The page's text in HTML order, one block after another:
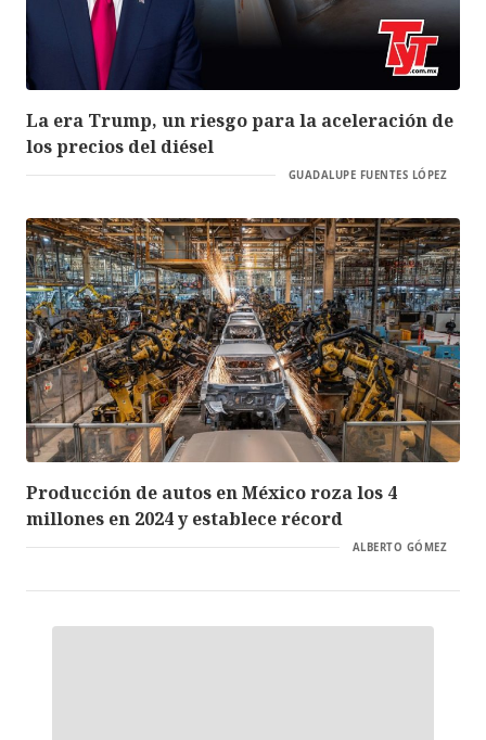
La era Trump, un riesgo para la aceleración de
los precios del diésel
GUADALUPE FUENTES LÓPEZ
Producción de autos en México roza los 4
millones en 2024 y establece récord
ALBERTO GÓMEZ